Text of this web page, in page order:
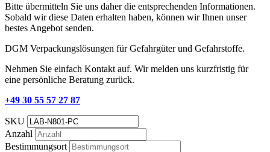
Bitte übermitteln Sie uns daher die entsprechenden Informationen.
Sobald wir diese Daten erhalten haben, können wir Ihnen unser
bestes Angebot senden.
DGM Verpackungslösungen für Gefahrgüter und Gefahrstoffe.
Nehmen Sie einfach Kontakt auf. Wir melden uns kurzfristig für
eine persönliche Beratung zurück.
+49 30 55 57 27 87
SKU
Anzahl
Bestimmungsort